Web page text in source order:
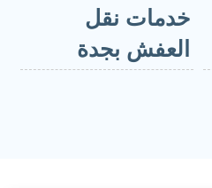
خدمات نقل
العفش بجدة